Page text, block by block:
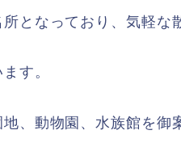
となっており、気軽な
す。
、動物園、水族館を御